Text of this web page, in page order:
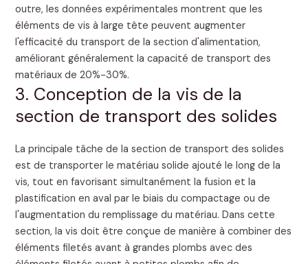
outre, les données expérimentales montrent que les
éléments de vis à large tête peuvent augmenter
l'efficacité du transport de la section d'alimentation,
améliorant généralement la capacité de transport des
matériaux de 20%-30%.
3. Conception de la vis de la
section de transport des solides
La principale tâche de la section de transport des solides
est de transporter le matériau solide ajouté le long de la
vis, tout en favorisant simultanément la fusion et la
plastification en aval par le biais du compactage ou de
l'augmentation du remplissage du matériau. Dans cette
section, la vis doit être conçue de manière à combiner des
éléments filetés avant à grandes plombs avec des